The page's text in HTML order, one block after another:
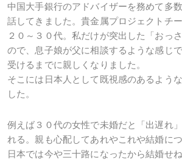
中国大手銀行のアドバイザーを務めて多
話してきました。貴金属プロジェクトチ
２０～３０代。私だけが突出した「おっ
ので、息子娘が父に相談するような感じ
受けるまでに親しくなりました。
そこには日本人として既視感のあるよう
した。
例えば３０代の女性で未婚だと「出遅れ
れる。親も心配してあれやこれや結婚に
日本では今や三十路になったから結婚せ